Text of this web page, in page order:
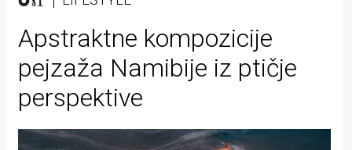
Književnost
Muzika
Film
Intervju
Apstraktne kompozicije
pejzaža Namibije iz ptičje
perspektive